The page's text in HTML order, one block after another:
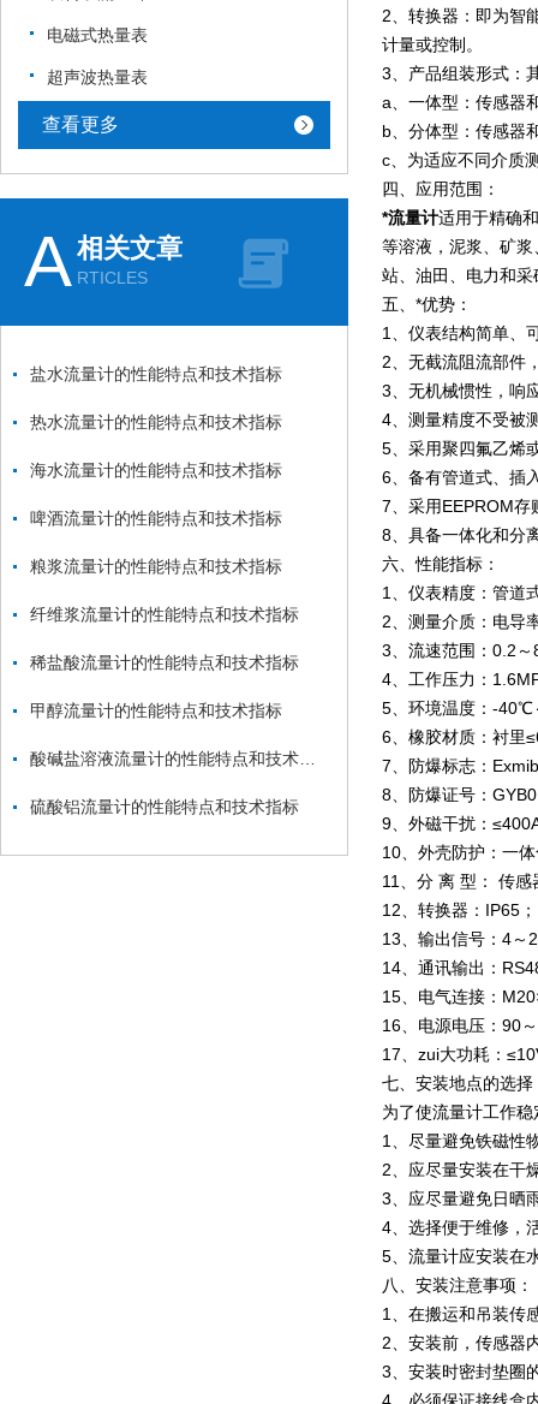
电磁式热量表
超声波热量表
查看更多
A相关文章
RTICLES
盐水流量计的性能特点和技术指标
热水流量计的性能特点和技术指标
海水流量计的性能特点和技术指标
啤酒流量计的性能特点和技术指标
粮浆流量计的性能特点和技术指标
纤维浆流量计的性能特点和技术指标
稀盐酸流量计的性能特点和技术指标
甲醇流量计的性能特点和技术指标
硫酸铝流量计的性能特点和技术指标
2、转换器：即为智
计量或控制。
3、产品组装形式：
a、一体型：传感器
b、分体型：传感器
c、为适应不同介质
四、应用范围：
*流量计适用于精确
等溶液，泥浆、矿
站、油田、电力和采
五、*优势：
1、仪表结构简单、
2、无截流阻流部件
3、无机械惯性，响
4、测量精度不受被
5、采用聚四氟乙烯
6、备有管道式、插
7、采用EEPROM存
8、具备一体化和分
六、性能指标：
1、仪表精度：管道
2、测量介质：电导
3、流速范围：0.2～
4、工作压力：
5、环境温度：-
6、橡胶材质：衬里
7、防爆标志：
8、防爆证号：
9、外磁干扰：
10、外壳防护：一
11、分 离 型： 传
12、转换器：IP65；
13、输出信号：4～
14、通讯输出：
15、电气连接：
16、电源电压：90
17、zui大功耗：
七、安装地点的选择
为了使流量计工作
1、尽量避免铁磁性
2、应尽量安装在干
3、应尽量避免日晒
4、选择便于维修，
5、流量计应安装在
八、安装注意事项：
1、在搬运和吊装传
2、安装前，传感器
3、安装时密封垫圈